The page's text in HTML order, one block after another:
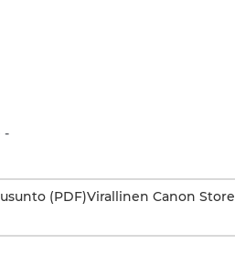
-
(PDF)Virallinen Canon Store